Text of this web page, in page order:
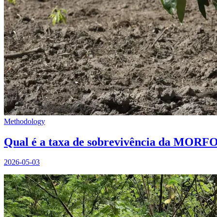
Methodology
Qual é a taxa de sobrevivência da
2026-05-03